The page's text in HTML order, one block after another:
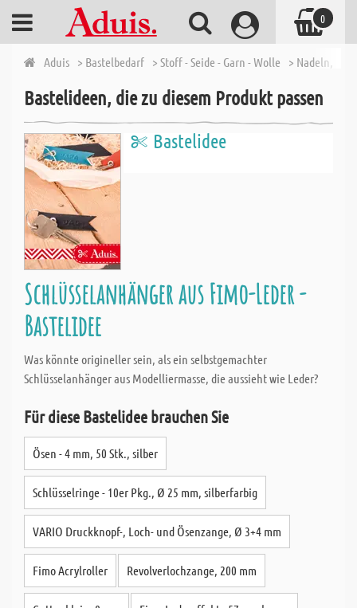
Aduis > Bastelbedarf > Stoff - Seide - Garn - Wolle > Nadeln,
Bastelideen, die zu diesem Produkt passen
Bastelidee
Schlüsselanhänger aus Fimo-Leder -
Bastelidee
Was könnte origineller sein, als ein selbstgemachter
Schlüsselanhänger aus Modelliermasse, die aussieht wie Leder?
Für diese Bastelidee brauchen Sie
Ösen - 4 mm, 50 Stk., silber
Schlüsselringe - 10er Pkg., Ø 25 mm, silberfarbig
VARIO Druckknopf-, Loch- und Ösenzange, Ø 3+4 mm
Fimo Acrylroller Revolverlochzange, 200 mm
0